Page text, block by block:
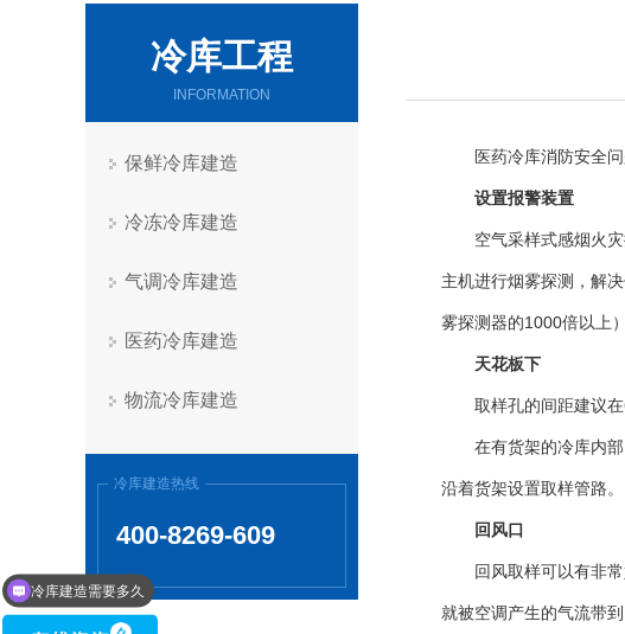
冷库工程
INFORMATION
保鲜冷库建造
冷冻冷库建造
气调冷库建造
医药冷库建造
物流冷库建造
冷库建造热线
400-8269-609
医药冷库消防安全
设置报警装置
空气采样式感烟火
主机进行烟雾探测，解
雾探测器的1000倍以上
天花板下
取样孔的间距建议
在有货架的冷库内
沿着货架设置取样管路。
回风口
回风取样可以有非
就被空调产生的气流带到
冷库建造整体方案
冷库建造需要多久